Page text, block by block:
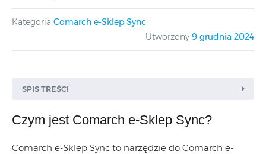
Kategoria Comarch e-Sklep Sync
Utworzony 9 grudnia 2024
SPIS TREŚCI
Czym jest Comarch e-Sklep Sync?
Comarch e-Sklep Sync to narzędzie do Comarch e-